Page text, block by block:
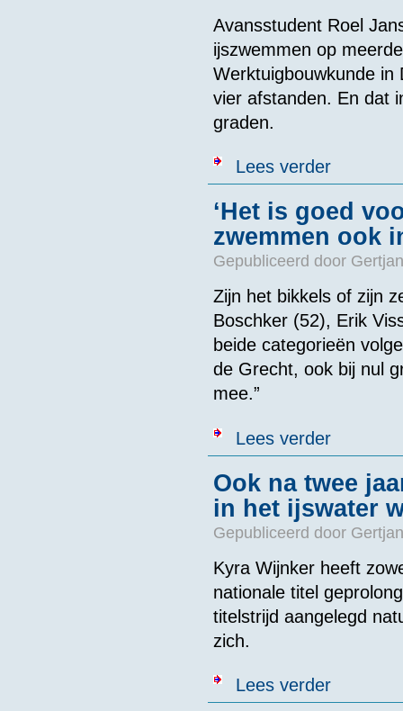
Avansstudent Roel
ijszwemmen op
Werktuigbouwkunde in
vier afstanden. En dat
graden.
Lees verderover In water
‘Het is goed
zwemmen ook
Gepubliceerd door
Zijn het bikkels of zijn
Boschker (52), Erik
beide categorieën
de Grecht, ook bij nul
mee.”
Lees verderover ‘Het is
Ook na twee
in het ijswater
Gepubliceerd door
Kyra Wijnker heeft
nationale titel
titelstrijd aangelegd
zich.
Lees verderover Ook na